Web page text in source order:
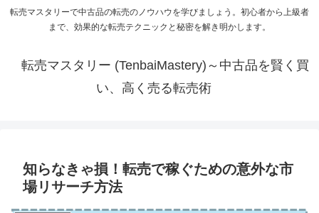
転売マスタリーで中古品の転売のノウハウを学びましょう。初心者から上級者
まで、効果的な転売テクニックと秘密を解き明かします。
転売マスタリー (TenbaiMastery)～中古品を賢く買
い、高く売る転売術
知らなきゃ損！転売で稼ぐための意外な市
場リサーチ方法